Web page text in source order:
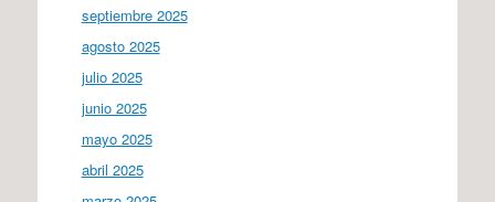
septiembre 2025
agosto 2025
julio 2025
junio 2025
mayo 2025
abril 2025